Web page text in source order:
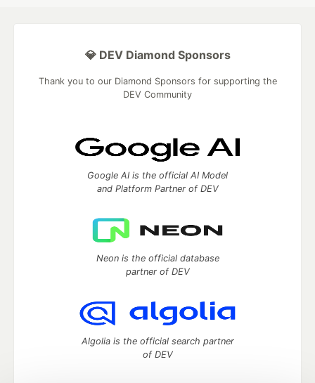
💎 DEV Diamond Sponsors
Thank you to our Diamond Sponsors for supporting the
DEV Community
Google AI is the official AI Model
and Platform Partner of DEV
Neon is the official database
partner of DEV
Algolia is the official search partner
of DEV